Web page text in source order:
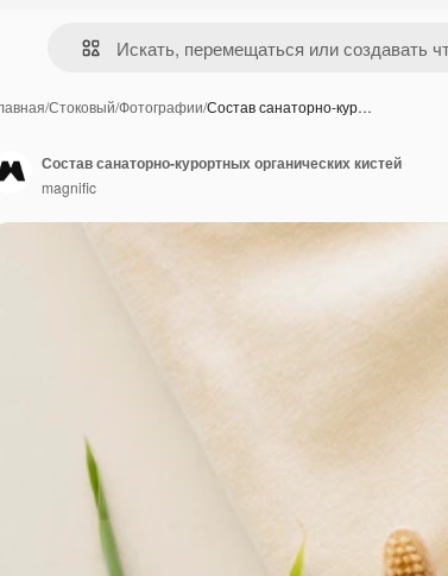
/Стоковый/Фотографии/Состав санаторно-кур…
Состав санаторно-курортных органических кистей
magnific